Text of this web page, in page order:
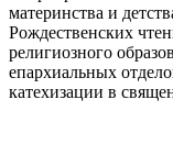
материнства и
Рождественских
религиозного
епархиальных
катехизации в